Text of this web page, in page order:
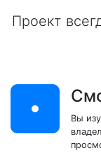
Проект
Вы